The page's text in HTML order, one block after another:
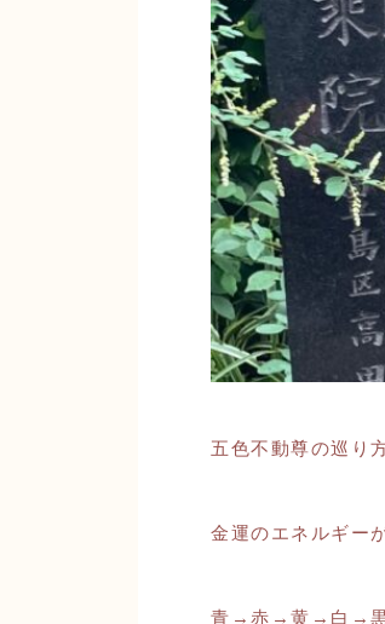
五色不動尊の巡り
金運のエネルギー
青→赤→黄→白→